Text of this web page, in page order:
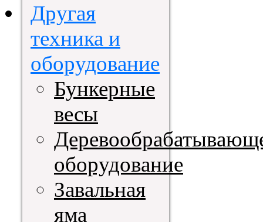
Другая
техника и
оборудование
Бункерные
весы
оборудование
Завальная
яма